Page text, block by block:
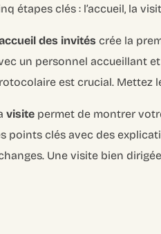
étapes clés : l’accueil, la
des invités crée la
un personnel accueillant
est crucial. Mettez
visite permet de montrer
points clés avec des
Une visite bien